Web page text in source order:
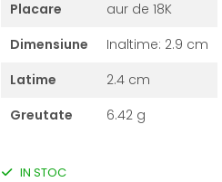
Placare
aur de 18K
Dimensiune
Inaltime: 2.9 cm
Latime
2.4 cm
Greutate
6.42 g
IN STOC